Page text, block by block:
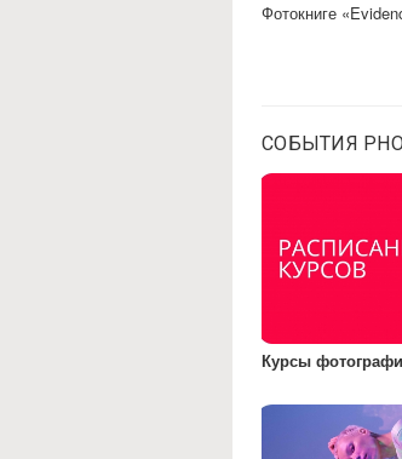
Фотокниге
СОБЫТИЯ
Курсы